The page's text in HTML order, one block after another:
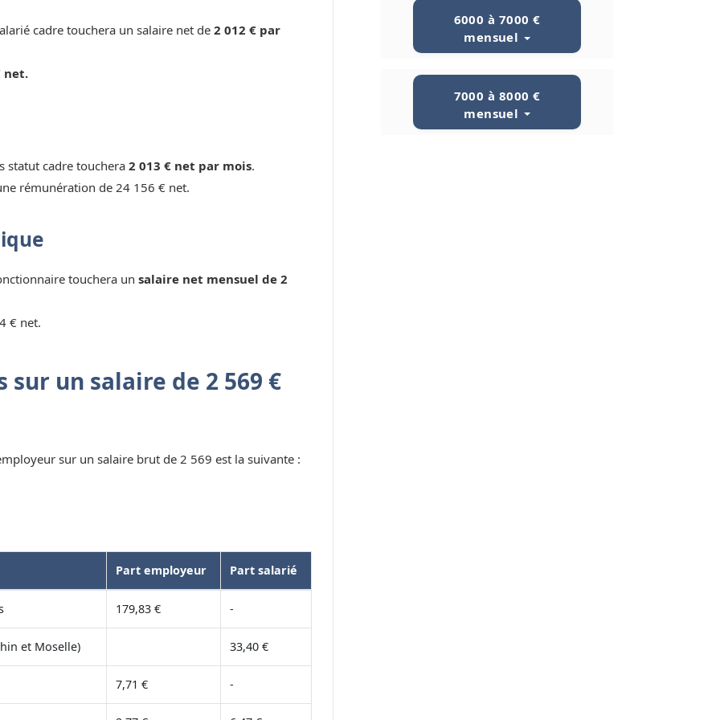
cadre touchera un salaire net de 2 012 € par
net.
statut cadre touchera 2 013 € net par mois.
rémunération de 24 156 € net.
touchera un salaire net mensuel de 2
€ net.
un salaire de 2 569 €
sur un salaire brut de 2 569 est la suivante :
Part employeur Part salarié
179,83 € -
et Moselle) 33,40 €
7,71 € -
6000 à 7000 €
mensuel
7000 à 8000 €
mensuel